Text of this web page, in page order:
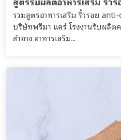
รวมสูตรอาหารเสริม ริ้วรอย
บริษัทพรีมา แคร์ โรงงานรับผลิตค
สำอาง อาหารเสริม...